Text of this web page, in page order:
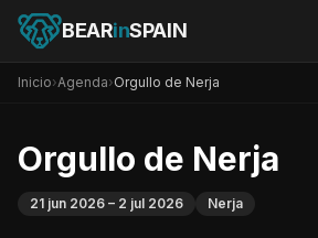
BEARinSPAIN
Inicio›Agenda›Orgullo de Nerja
Orgullo de Nerja
21 jun 2026 – 2 jul 2026 Nerja